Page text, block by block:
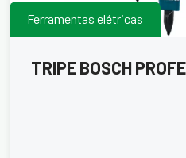
Ferramentas elétricas
TRIPE BOSCH